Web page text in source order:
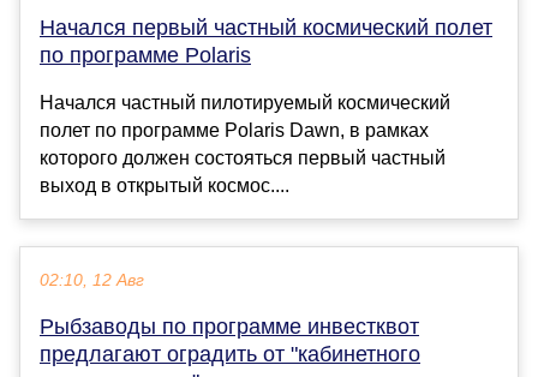
Начался первый частный космический полет
по программе Polaris
Начался частный пилотируемый космический
полет по программе Polaris Dawn, в рамках
которого должен состояться первый частный
выход в открытый космос....
02:10, 12 Авг
Рыбзаводы по программе инвестквот
предлагают оградить от "кабинетного